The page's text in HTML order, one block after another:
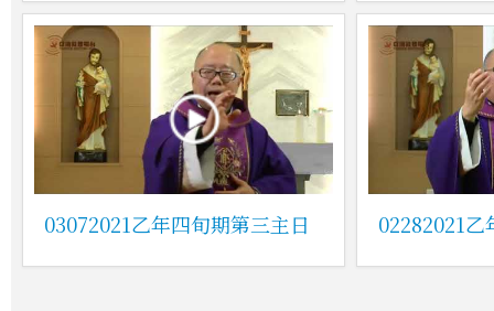
03072021乙年四旬期第三主日 02282021乙